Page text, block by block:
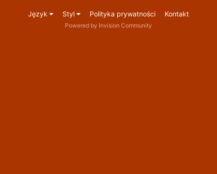
Język Styl Polityka prywatności Kontakt
Powered by Invision Community